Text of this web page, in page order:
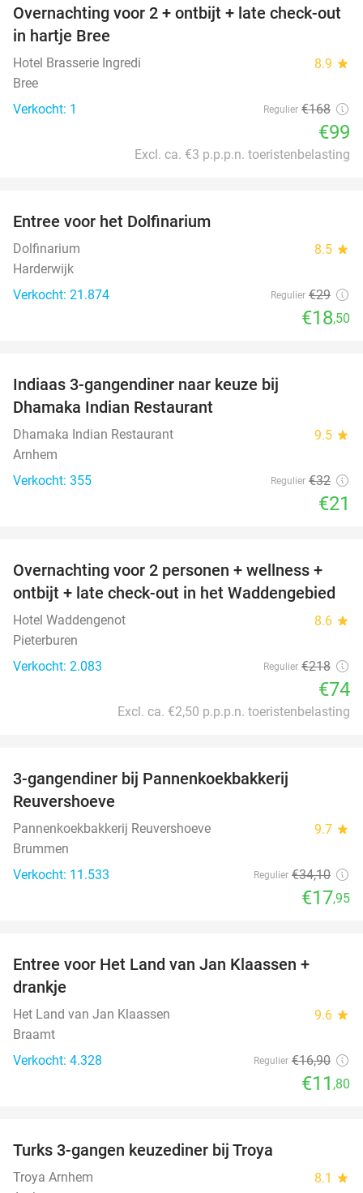
41%
TODAY
Overnachting voor 2 + ontbijt + late check-out
in hartje Bree
Hotel Brasserie Ingredi 8.9 star
Bree
Verkocht: 1
Regulier €168
€99
Excl. ca. €3 p.p.p.n. toeristenbelasting
Entree voor het Dolfinarium
Dolfinarium 8.5 star
Harderwijk
Verkocht: 21.874
Regulier €29
€18,50
Indiaas 3-gangendiner naar keuze bij
Dhamaka Indian Restaurant
Dhamaka Indian Restaurant 9.5 star
Arnhem
Verkocht: 355
Regulier €32
€21
66%
Overnachting voor 2 personen + wellness +
ontbijt + late check-out in het Waddengebied
Hotel Waddengenot 8.6 star
Pieterburen
Verkocht: 2.083
Regulier €218
€74
Excl. ca. €2,50 p.p.p.n. toeristenbelasting
3-gangendiner bij Pannenkoekbakkerij
Reuvershoeve
Pannenkoekbakkerij Reuvershoeve 9.7 star
Brummen
Verkocht: 11.533
Regulier €34,10
€17,95
Entree voor Het Land van Jan Klaassen +
drankje
Het Land van Jan Klaassen 9.6 star
Braamt
Verkocht: 4.328
Regulier €16,90
€11 ,80
Turks 3-gangen keuzediner bij Troya
Troya Arnhem 8.1 star